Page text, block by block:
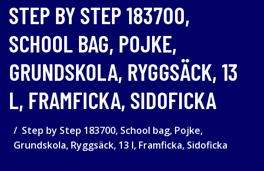
STEP BY STEP 183700,
SCHOOL BAG, POJKE,
GRUNDSKOLA, RYGGSÄCK, 13
L, FRAMFICKA, SIDOFICKA
Step by Step 183700, School bag, Pojke,
Grundskola, Ryggsäck, 13 l, Framficka, Sidoficka